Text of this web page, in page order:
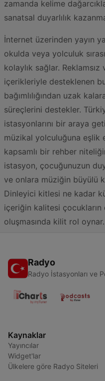
zamanda kelime
sanatsal duyarlılık
İnternet üzerinden yayın
okulda veya yolculuk
kolaylık sağlar.
içerikleriyle desteklenen
bağımlılığından uzak
süreçlerini destekler.
istasyonlarını bir araya
müzikal yolculuğuna eşlik
kapsamlı bir rehber
istasyon, çocuğunuzun
ve onlara müziğin büyülü
Dinleyici kitlesi ne kadar
içeriğin kalitesi
oluşmasında kilit rol oynar.
Radyo
Radyo İstasyonları ve
Kaynaklar
Yayıncılar
Widget'lar
Ülkelere göre Radyo Siteleri